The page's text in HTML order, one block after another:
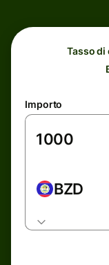
Tasso di
Importo
BZD